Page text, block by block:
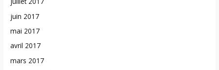
juin 2017
mai 2017
avril 2017
mars 2017